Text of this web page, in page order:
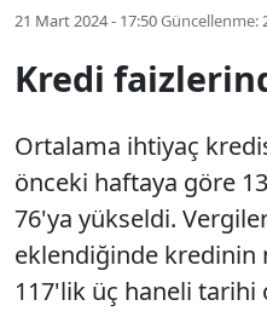
21 Mart 2024 - 17:50Güncellenme:
Kredi
Ortalama ihtiyaç
önceki haftaya göre
76'ya yükseldi.
eklendiğinde kredinin
117'lik üç haneli tarihi